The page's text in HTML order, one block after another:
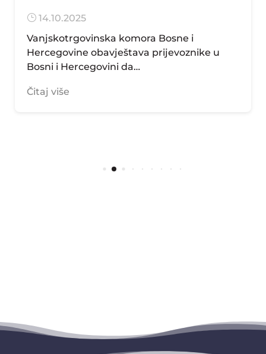
– Sarajevo
}14.02.2024
Vanjskotrgovinska/Spoljnotrgovinska
komora Bosne i Hercegovine, kao nositelj
Konzorcija, poziva vozače na programe…